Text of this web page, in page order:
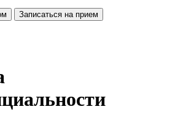
Записаться на прием